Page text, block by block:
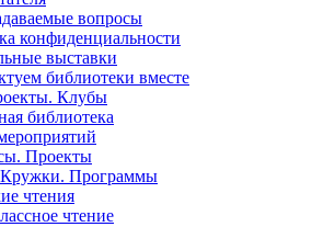
вопросы
конфиденциальности
выставки
библиотеки вместе
Клубы
библиотека
Проекты
Программы
чтения
чтение